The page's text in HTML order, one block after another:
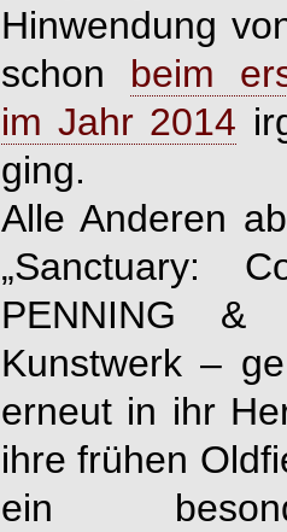
Hinwendung
schon beim
im Jahr 2014
ging.
Alle Anderen
„Sanctuary:
PENNING &
Kunstwerk –
erneut in ihr
ihre frühen
ein